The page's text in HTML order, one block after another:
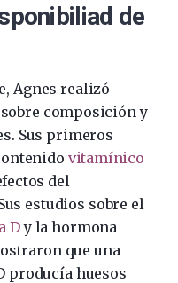
de
Agnes realizó
composición y
Sus primeros
vitamínico
del
estudios sobre el
Dy la hormona
que una
producía huesos